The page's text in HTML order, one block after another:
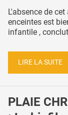
L'absence de
enceintes est
infantile ,
LIRE LA SUITE
PLAIE